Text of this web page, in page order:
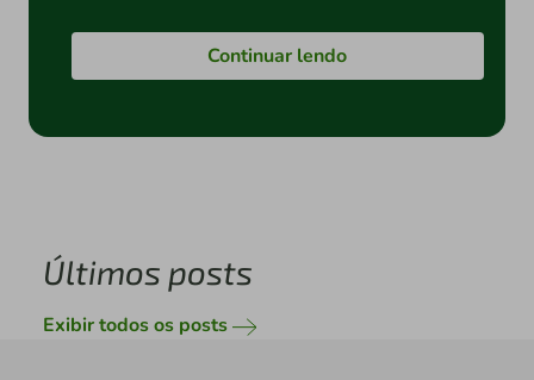
Continuar lendo
Últimos posts
Exibir todos os posts